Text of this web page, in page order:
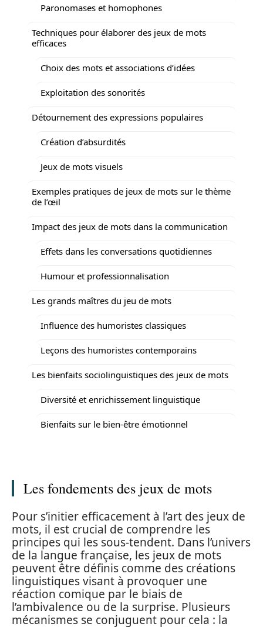
Paronomases et homophones
Techniques pour élaborer des jeux de mots
efficaces
Choix des mots et associations d’idées
Exploitation des sonorités
Détournement des expressions populaires
Création d’absurdités
Jeux de mots visuels
Exemples pratiques de jeux de mots sur le thème
de l’œil
Impact des jeux de mots dans la communication
Effets dans les conversations quotidiennes
Humour et professionnalisation
Les grands maîtres du jeu de mots
Influence des humoristes classiques
Leçons des humoristes contemporains
Les bienfaits sociolinguistiques des jeux de mots
Diversité et enrichissement linguistique
Bienfaits sur le bien-être émotionnel
Les fondements des jeux de mots
Pour s’initier efficacement à l’art des jeux de
mots, il est crucial de comprendre les
principes qui les sous-tendent. Dans l’univers
de la langue française, les jeux de mots
peuvent être définis comme des créations
linguistiques visant à provoquer une
réaction comique par le biais de
l’ambivalence ou de la surprise. Plusieurs
mécanismes se conjuguent pour cela : la